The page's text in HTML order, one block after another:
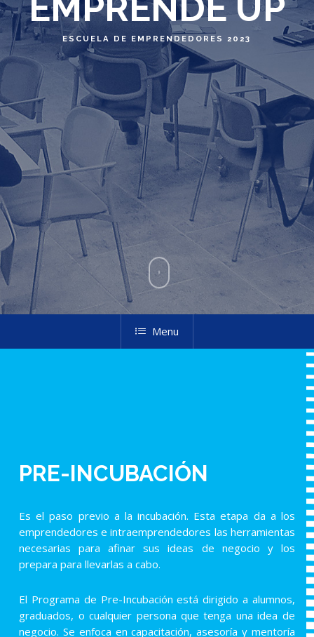
ESCUELA DE EMPRENDEDORES 2023
Menu
PRE-INCUBACIÓN
Es el paso previo a la incubación. Esta etapa da a los
emprendedores e intraemprendedores las herramientas
necesarias para afinar sus ideas de negocio y los
prepara para llevarlas a cabo.
El Programa de Pre-Incubación está dirigido a alumnos,
graduados, o cualquier persona que tenga una idea de
negocio. Se enfoca en capacitación, asesoría y mentoría